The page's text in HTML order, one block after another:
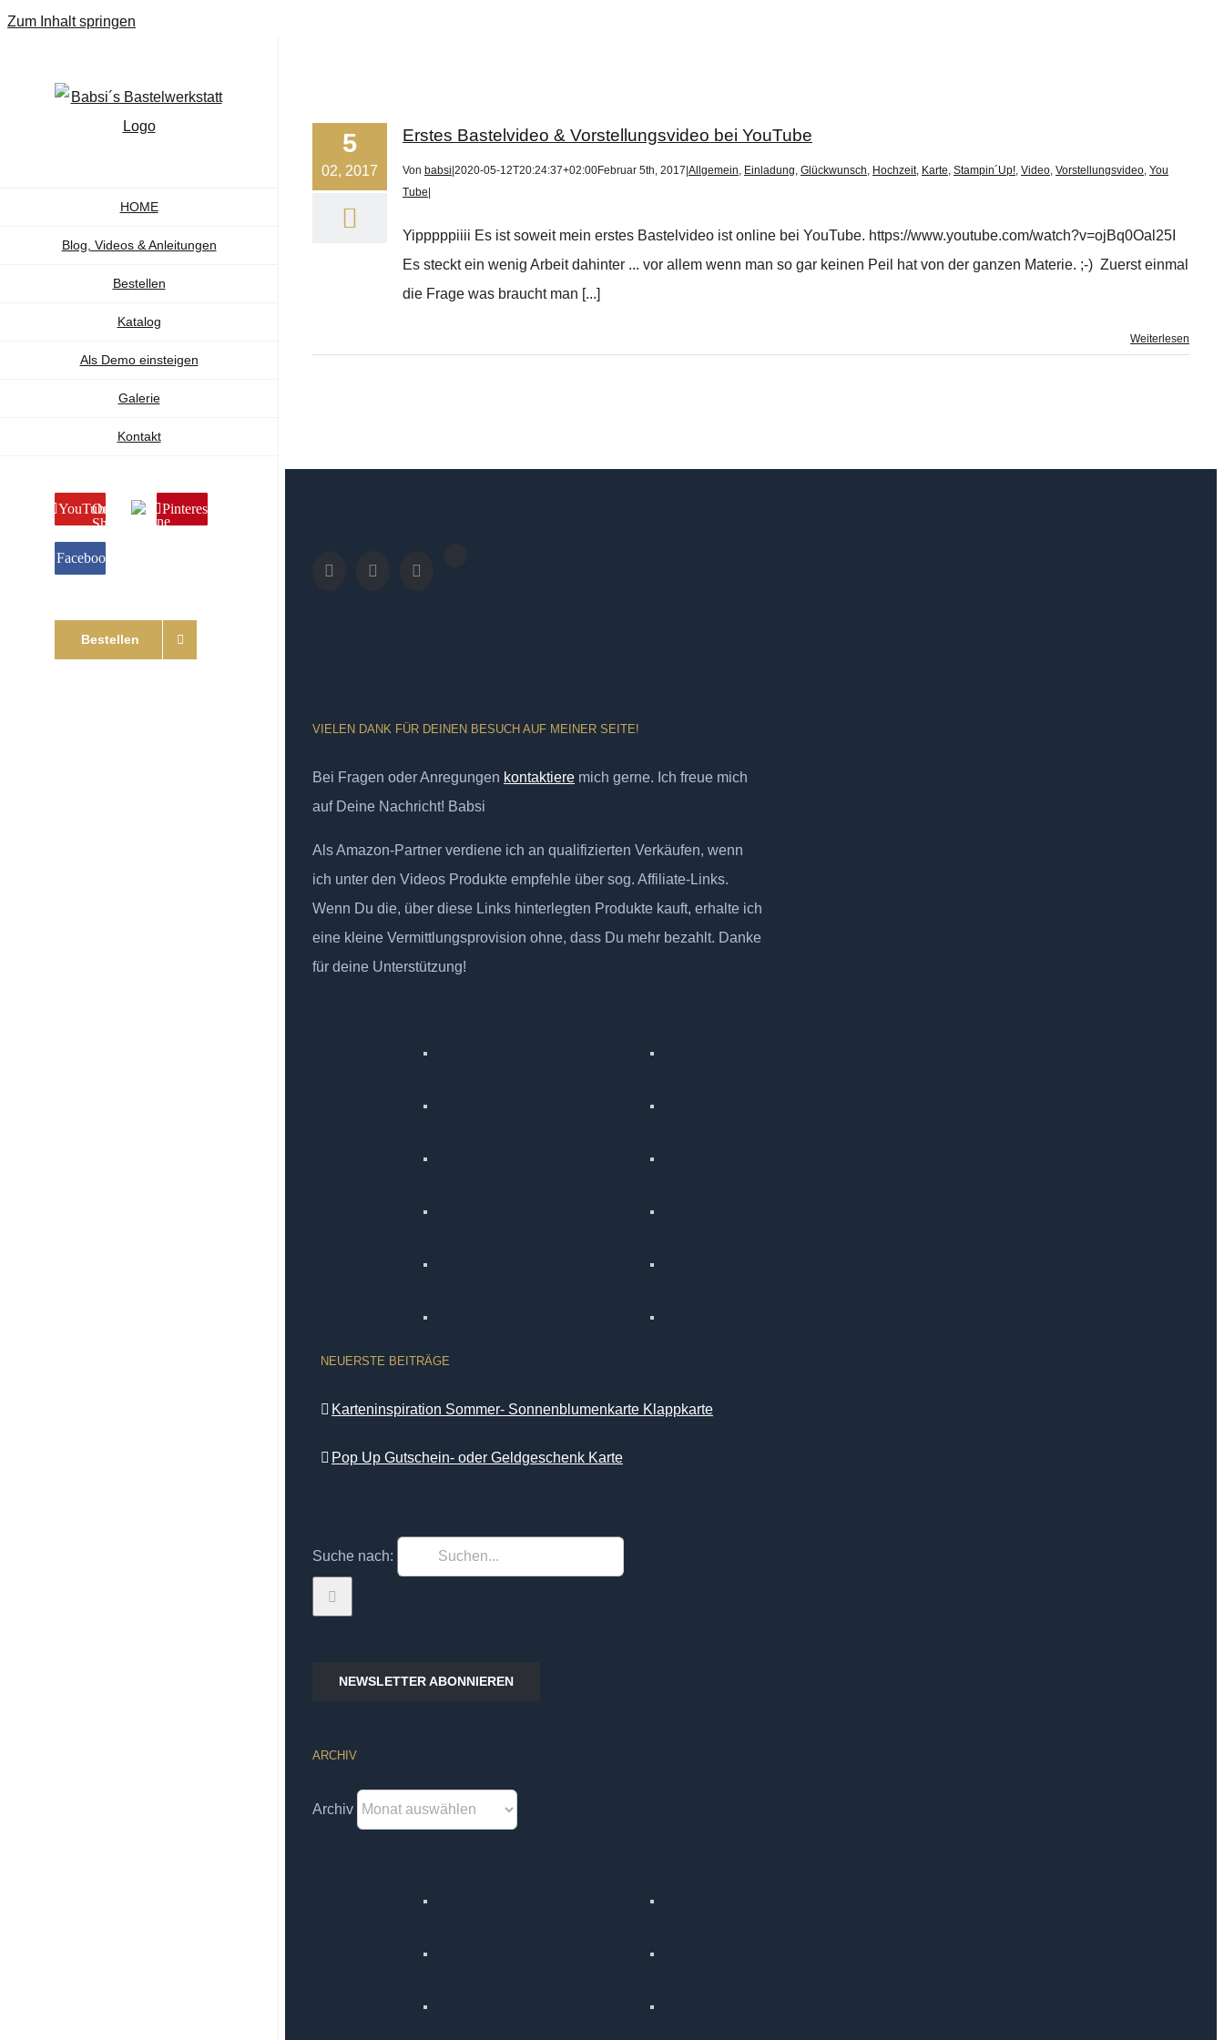
Zum Inhalt springen
HOME
Blog, Videos & Anleitungen
Bestellen
Katalog
Als Demo einsteigen
Galerie
Kontakt
YouTubeOnline
Shop
Pinterest
Facebook
Bestellen
5
02, 2017
Erstes Bastelvideo & Vorstellungsvideo bei YouTube
Von babsi 2020-05-12T20:24:37+02:00Februar 5th, 2017 Allgemein, Einladung, Glückwunsch, Hochzeit, Karte, Stampin´Up!, Video, Vorstellungsvideo, You
Tube
Yipppppiiii Es ist soweit mein erstes Bastelvideo ist online bei YouTube. https://www.youtube.com/watch?v=ojBq0Oal25I
Es steckt ein wenig Arbeit dahinter ... vor allem wenn man so gar keinen Peil hat von der ganzen Materie. ;-) Zuerst einmal
die Frage was braucht man [...]
Weiterlesen
VIELEN DANK FÜR DEINEN BESUCH AUF MEINER SEITE!
Bei Fragen oder Anregungen kontaktiere mich gerne. Ich freue mich
auf Deine Nachricht! Babsi
Als Amazon-Partner verdiene ich an qualifizierten Verkäufen, wenn
ich unter den Videos Produkte empfehle über sog. Affiliate-Links.
Wenn Du die, über diese Links hinterlegten Produkte kauft, erhalte ich
eine kleine Vermittlungsprovision ohne, dass Du mehr bezahlt. Danke
für deine Unterstützung!
NEUERSTE BEITRÄGE
Karteninspiration Sommer- Sonnenblumenkarte Klappkarte
Pop Up Gutschein- oder Geldgeschenk Karte
Suche nach:
NEWSLETTER ABONNIEREN
ARCHIV
Archiv